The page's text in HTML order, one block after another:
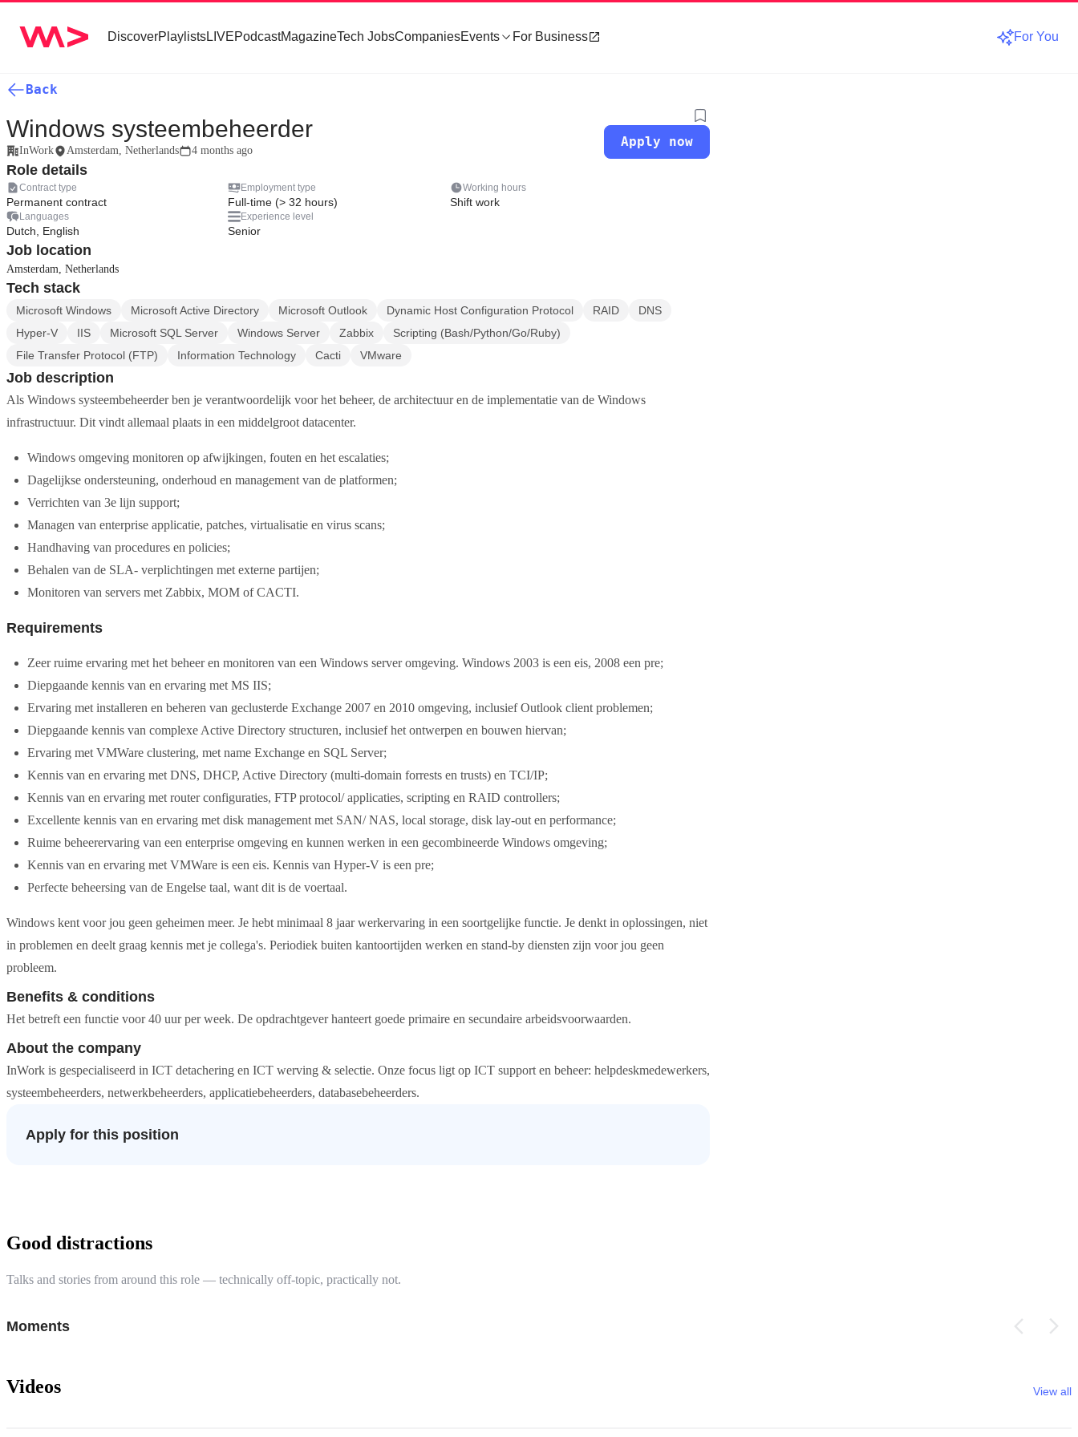
DiscoverPlaylistsLIVEPodcastMagazineTech JobsCompaniesEvents For Business For You
Back
Windows systeembeheerder
InWork Amsterdam, Netherlands 4 months ago
Apply now
Role details
Contract type
Permanent contract
Employment type
Full-time (> 32 hours)
Working hours
Shift work
Languages
Dutch, English
Experience level
Senior
Job location
Amsterdam, Netherlands
Tech stack
Microsoft Windows Microsoft Active Directory Microsoft Outlook Dynamic Host Configuration Protocol RAID
DNS
Hyper-V
IIS Microsoft SQL Server Windows Server Zabbix
Scripting (Bash/Python/Go/Ruby)
File Transfer Protocol (FTP)
Information Technology Cacti VMware
Job description
Als Windows systeembeheerder ben je verantwoordelijk voor het beheer, de architectuur en de implementatie van de Windows
infrastructuur. Dit vindt allemaal plaats in een middelgroot datacenter.
Windows omgeving monitoren op afwijkingen, fouten en het escalaties;
Dagelijkse ondersteuning, onderhoud en management van de platformen;
Verrichten van 3e lijn support;
Managen van enterprise applicatie, patches, virtualisatie en virus scans;
Handhaving van procedures en policies;
Behalen van de SLA- verplichtingen met externe partijen;
Monitoren van servers met Zabbix, MOM of CACTI.
Requirements
Zeer ruime ervaring met het beheer en monitoren van een Windows server omgeving. Windows 2003 is een eis, 2008 een pre;
Diepgaande kennis van en ervaring met MS IIS;
Ervaring met installeren en beheren van geclusterde Exchange 2007 en 2010 omgeving, inclusief Outlook client problemen;
Diepgaande kennis van complexe Active Directory structuren, inclusief het ontwerpen en bouwen hiervan;
Ervaring met VMWare clustering, met name Exchange en SQL Server;
Kennis van en ervaring met DNS, DHCP, Active Directory (multi-domain forrests en trusts) en TCI/IP;
Kennis van en ervaring met router configuraties, FTP protocol/ applicaties, scripting en RAID controllers;
Excellente kennis van en ervaring met disk management met SAN/ NAS, local storage, disk lay-out en performance;
Ruime beheerervaring van een enterprise omgeving en kunnen werken in een gecombineerde Windows omgeving;
Kennis van en ervaring met VMWare is een eis. Kennis van Hyper-V is een pre;
Perfecte beheersing van de Engelse taal, want dit is de voertaal.
Windows kent voor jou geen geheimen meer. Je hebt minimaal 8 jaar werkervaring in een soortgelijke functie. Je denkt in oplossingen, niet
in problemen en deelt graag kennis met je collega's. Periodiek buiten kantoortijden werken en stand-by diensten zijn voor jou geen
probleem.
Benefits & conditions
Het betreft een functie voor 40 uur per week. De opdrachtgever hanteert goede primaire en secundaire arbeidsvoorwaarden.
About the company
InWork is gespecialiseerd in ICT detachering en ICT werving & selectie. Onze focus ligt op ICT support en beheer: helpdeskmedewerkers,
systeembeheerders, netwerkbeheerders, applicatiebeheerders, databasebeheerders.
Apply for this position
Good distractions
Talks and stories from around this role — technically off-topic, practically not.
Moments
Videos View all